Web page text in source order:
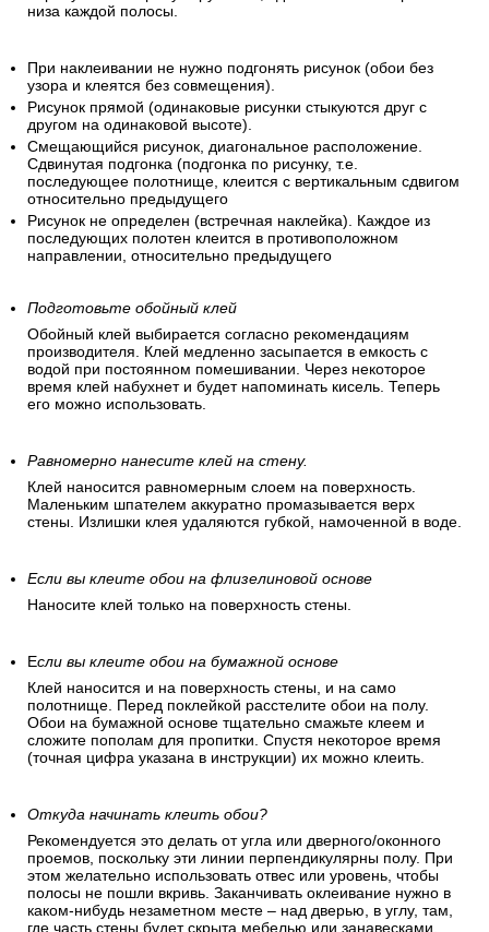
низа каждой полосы.
При наклеивании не нужно подгонять рисунок (обои без
узора и клеятся без совмещения).
Рисунок прямой (одинаковые рисунки стыкуются друг с
другом на одинаковой высоте).
Смещающийся рисунок, диагональное расположение.
Сдвинутая подгонка (подгонка по рисунку, т.е.
последующее полотнище, клеится с вертикальным сдвигом
относительно предыдущего
Рисунок не определен (встречная наклейка). Каждое из
последующих полотен клеится в противоположном
направлении, относительно предыдущего
Подготовьте обойный клей
Обойный клей выбирается согласно рекомендациям
производителя. Клей медленно засыпается в емкость с
водой при постоянном помешивании. Через некоторое
время клей набухнет и будет напоминать кисель. Теперь
его можно использовать.
Равномерно нанесите клей на стену.
Клей наносится равномерным слоем на поверхность.
Маленьким шпателем аккуратно промазывается верх
стены. Излишки клея удаляются губкой, намоченной в воде.
Если вы клеите обои на флизелиновой основе
Наносите клей только на поверхность стены.
Если вы клеите обои на бумажной основе
Клей наносится и на поверхность стены, и на само
полотнище. Перед поклейкой расстелите обои на полу.
Обои на бумажной основе тщательно смажьте клеем и
сложите пополам для пропитки. Спустя некоторое время
(точная цифра указана в инструкции) их можно клеить.
Откуда начинать клеить обои?
Рекомендуется это делать от угла или дверного/оконного
проемов, поскольку эти линии перпендикулярны полу. При
этом желательно использовать отвес или уровень, чтобы
полосы не пошли вкривь. Заканчивать оклеивание нужно в
каком-нибудь незаметном месте – над дверью, в углу, там,
где часть стены будет скрыта мебелью или занавесками.